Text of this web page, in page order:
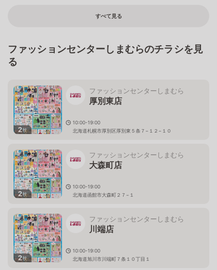
すべて見る
ファッションセンターしまむらのチラシを見
る
2枚
ファッションセンターしまむら
厚別東店
10:00-19:00
北海道札幌市厚別区厚別東５条７−１２−１０
2枚
ファッションセンターしまむら
大森町店
10:00-19:00
北海道函館市大森町２７−１
2枚
ファッションセンターしまむら
川端店
10:00-19:00
北海道旭川市川端町７条１０丁目１